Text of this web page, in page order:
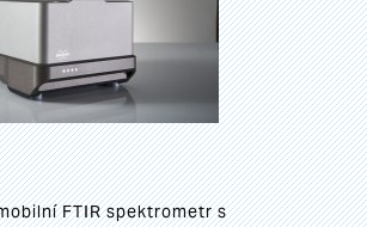
FTIR spektrometr s